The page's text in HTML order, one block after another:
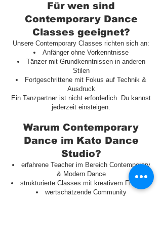
Für wen sind
Contemporary Dance
Classes geeignet?
Unsere Contemporary Classes richten sich an:
Anfänger ohne Vorkenntnisse
Tänzer mit Grundkenntnissen in anderen
Stilen
Fortgeschrittene mit Fokus auf Technik &
Ausdruck
Ein Tanzpartner ist nicht erforderlich. Du kannst
jederzeit einsteigen.
Warum Contemporary
Dance im Kato Dance
Studio?​
erfahrene Teacher im Bereich Contemporary
& Modern Dance
strukturierte Classes mit kreativem Freiraum
wertschätzende Community